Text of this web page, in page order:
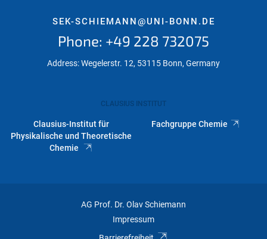
SEK-SCHIEMANN@UNI-BONN.DE
Phone: +49 228 732075
Address: Wegelerstr. 12, 53115 Bonn, Germany
CLAUSIUS INSTITUT
Clausius-Institut für
Physikalische und Theoretische
Chemie
Fachgruppe Chemie
AG Prof. Dr. Olav Schiemann
Impressum